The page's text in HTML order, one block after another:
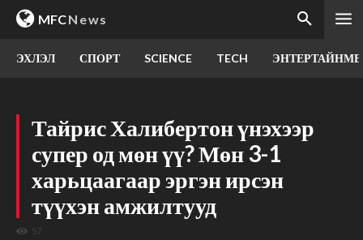
MFCNews
ЭХЛЭЛ СПОРТ SCIENCE TECH
Тайрис Халибертон үнэхээр
супер од мөн үү? Мөн 3-1
харьцаагаар эргэн ирсэн
түүхэн амжилтууд
57